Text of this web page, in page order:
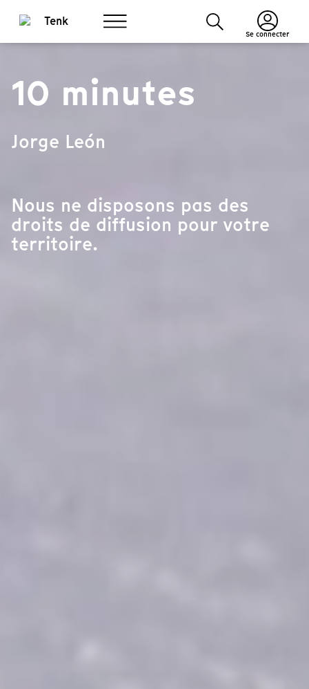
Se connecter
10 minutes
Jorge León
Nous ne disposons pas des
droits de diffusion pour votre
territoire.